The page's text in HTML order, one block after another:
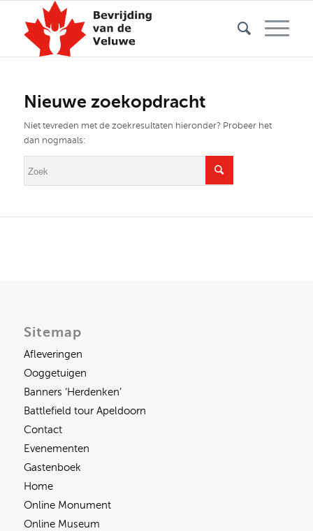
Nieuwe zoekopdracht
Niet tevreden met de zoekresultaten hieronder? Probeer het
dan nogmaals:
Sitemap
Afleveringen
Ooggetuigen
Banners ‘Herdenken’
Battlefield tour Apeldoorn
Contact
Evenementen
Gastenboek
Home
Online Monument
Online Museum